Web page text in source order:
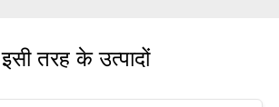
इसी तरह के उत्पादों